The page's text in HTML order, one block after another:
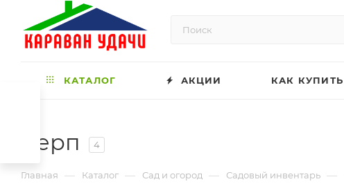
КАТАЛОГ АКЦИИ КАК КУПИТЬ
Серп 4
Главная — Каталог — Сад и огород — Садовый инвентарь —